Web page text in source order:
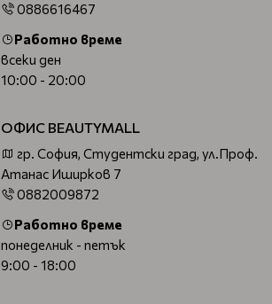
0886616467
Работно време
всеки ден
10:00 - 20:00
ОФИС BEAUTYMALL
гр. София, Студентски град, ул.Проф.
Атанас Иширков 7
0882009872
Работно време
понеделник - петък
9:00 - 18:00